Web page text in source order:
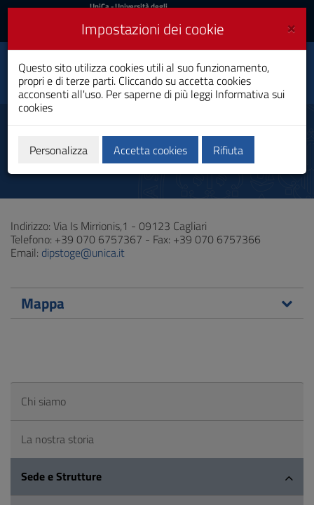
Vai
al
navigazione
sito
al
Footer
UniCa
Accedi
UniCa- Università degli
Accedi UniCA News
Toggle
navigation
Dipartimento di Storia,
beni culturali e territorio
Sede
Indirizzo: Via Is Mirrionis,1 - 09123 Cagliari
Telefono: +39 070 6757367 - Fax: +39 070 6757366
Email: dipstoge@unica.it
Mappa
Chi siamo
La nostra storia
Sede e Strutture
×
Impostazioni dei cookie
Questo sito utilizza cookies utili al suo funzionamento,
propri e di terze parti. Cliccando su accetta cookies
acconsenti all'uso. Per saperne di più leggi Informativa sui
cookies
Personalizza Accetta cookies Rifiuta